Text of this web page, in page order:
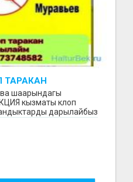
ТАРАКАН
шаарындагы
кызматы клоп
дарылайбыз